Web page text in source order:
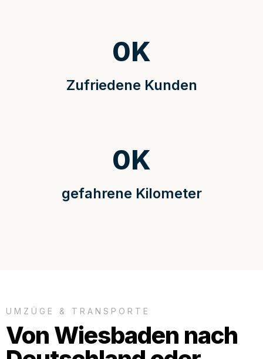
Zufriedene Kunden
0K
gefahrene Kilometer
0K
UMZÜGE & TRANSPORTE
Von Wiesbaden nach